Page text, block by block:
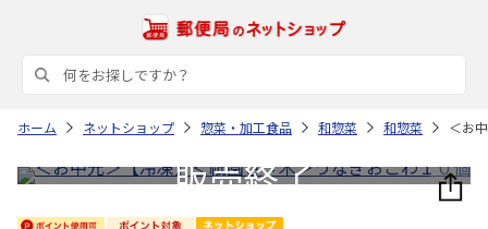
ホーム ネットショップ 惣菜・加工食品 和惣菜 和惣菜 ＜お